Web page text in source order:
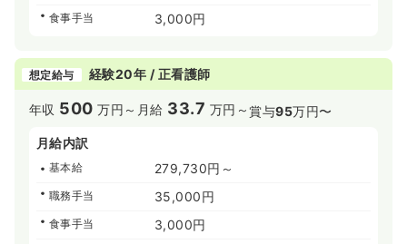
食事手当 3,000円
想定給与 経験20年 / 正看護師
年収 500 万円～ 月給 33.7 万円～賞与95万円〜
月給内訳
基本給 279,730円～
職務手当 35,000円
食事手当 3,000円